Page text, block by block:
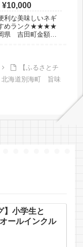
¥10,000
利な美味しいネギ
すめランク★★★★
県 吉田町金額
コスパがいいから
ネギトロ大好きマ
容量でコスパが良
【ふるさとチ
北海道別海町 旨味
】小学生と
ールインクル